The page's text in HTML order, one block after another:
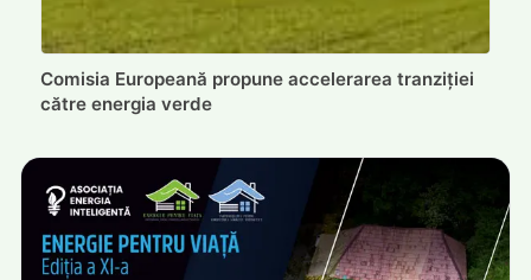
Comisia Europeană propune accelerarea tranziției
către energia verde